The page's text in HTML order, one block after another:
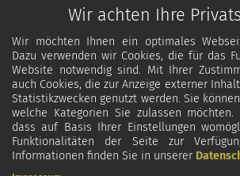
Wir achten Ihre
Wir möchten Ihnen ein optimales
Dazu verwenden wir Cookies, die für das
Website notwendig sind. Mit Ihrer
auch Cookies, die zur Anzeige externer
Statistikzwecken genutzt werden. Sie
welche Kategorien Sie zulassen
dass auf Basis Ihrer Einstellungen
Funktionalitäten der Seite zur
Informationen finden Sie in unserer